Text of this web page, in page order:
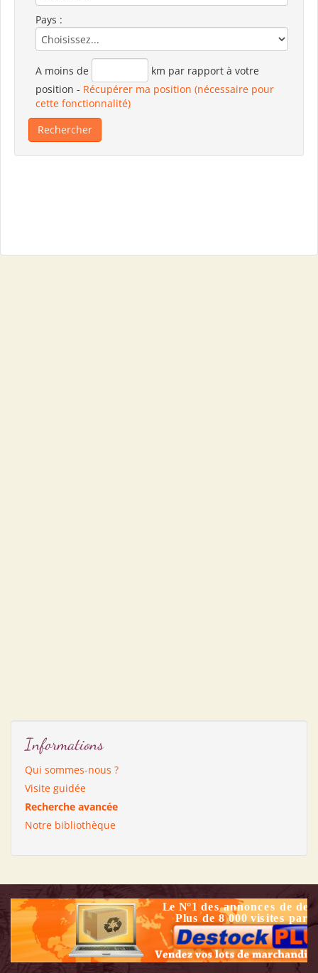
Pays :
A moins de
km par rapport à votre
position - Récupérer ma position (nécessaire pour
cette fonctionnalité)
Informations
Qui sommes-nous ?
Visite guidée
Recherche avancée
Notre bibliothèque